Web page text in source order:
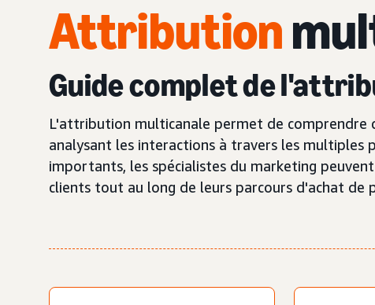
Attribution
Guide complet de
L'attribution multicanale permet de comprendre
analysant les interactions à travers les multiples
importants, les spécialistes du marketing
clients tout au long de leurs parcours d'achat de